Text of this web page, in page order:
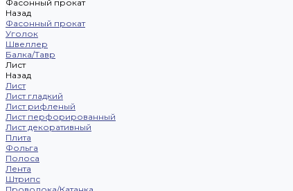
Фасонный прокат
Назад
Фасонный прокат
Уголок
Швеллер
Балка/Тавр
Лист
Назад
Лист
Лист гладкий
Лист рифленый
Лист перфорированный
Лист декоративный
Плита
Фольга
Полоса
Лента
Штрипс